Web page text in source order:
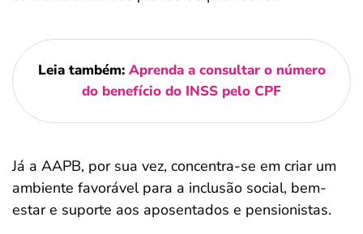
Leia também: Aprenda a consultar o número
do benefício do INSS pelo CPF
Já a AAPB, por sua vez, concentra-se em criar um
ambiente favorável para a inclusão social, bem-
estar e suporte aos aposentados e pensionistas.